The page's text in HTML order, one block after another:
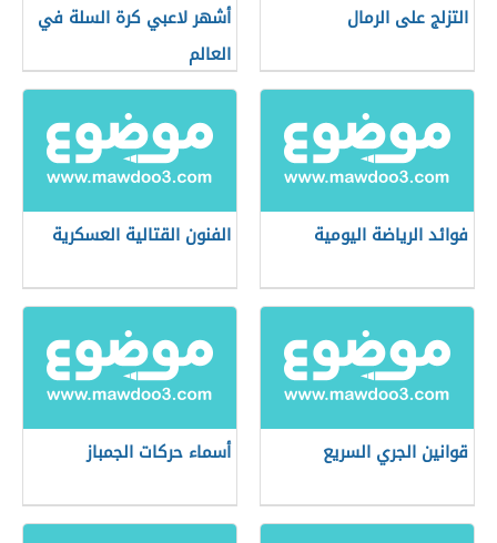
التزلج على الرمال
أشهر لاعبي كرة السلة في
العالم
فوائد الرياضة اليومية الفنون القتالية العسكرية
قوانين الجري السريع أسماء حركات الجمباز